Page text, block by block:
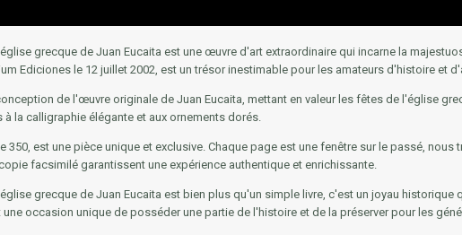
grecque de Juan Eucaita est une œuvre d'art extraordinaire qui incarne la
Ediciones le 12 juillet 2002, est un trésor inestimable pour les amateurs d'histoire et
de l'œuvre originale de Juan Eucaita, mettant en valeur les fêtes de l'église
la calligraphie élégante et aux ornements dorés.
350, est une pièce unique et exclusive. Chaque page est une fenêtre sur le passé,
facsimilé garantissent une expérience authentique et enrichissante.
grecque de Juan Eucaita est bien plus qu'un simple livre, c'est un joyau
occasion unique de posséder une partie de l'histoire et de la préserver pour les